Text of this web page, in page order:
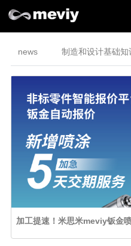
news 制造和设计基础知
加工提速！米思米meviy钣金